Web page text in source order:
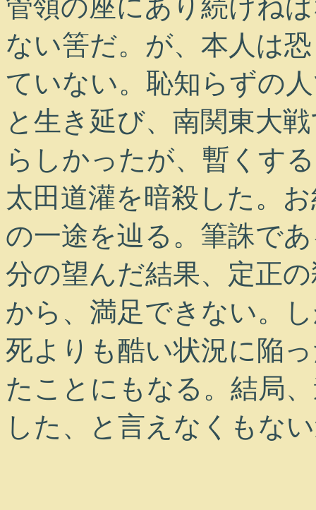
管領の座にあり続けね
ない筈だ。が、本人は
ていない。恥知らずの
と生き延び、南関東大
らしかったが、暫くす
太田道灌を暗殺した。
の一途を辿る。筆誅で
分の望んだ結果、定正
から、満足できない。
死よりも酷い状況に陥
たことにもなる。結局
した、と言えなくもな